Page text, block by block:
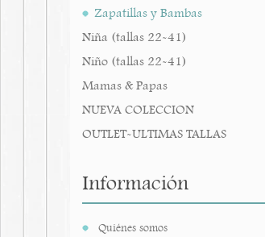
Zapatillas y Bambas
Niña (tallas 22-41)
Niño (tallas 22-41)
Mamas & Papas
NUEVA COLECCION
OUTLET-ULTIMAS TALLAS
Información
Quiénes somos